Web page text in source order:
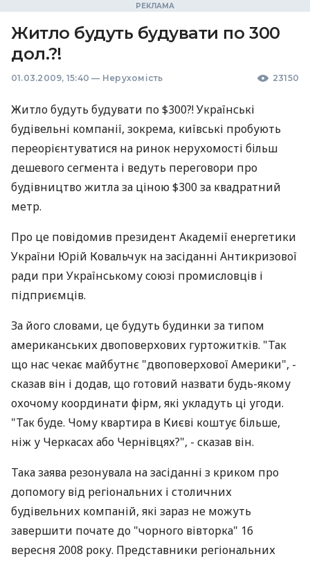
Житло будуть будувати по 300
дол.?!
01.03.2009, 15:40 — Нерухомість 23150
Житло будуть будувати по $300?! Українські
будівельні компанії, зокрема, київські пробують
переорієнтуватися на ринок нерухомості більш
дешевого сегмента і ведуть переговори про
будівництво житла за ціною $300 за квадратний
метр.
Про це повідомив президент Академії енергетики
України Юрій Ковальчук на засіданні Антикризової
ради при Українському союзі промисловців і
підприємців.
За його словами, це будуть будинки за типом
американських двоповерхових гуртожитків. "Так
що нас чекає майбутнє "двоповерхової Америки", -
сказав він і додав, що готовий назвати будь-якому
охочому координати фірм, які укладуть ці угоди.
"Так буде. Чому квартира в Києві коштує більше,
ніж у Черкасах або Чернівцях?", - сказав він.
Така заява резонувала на засіданні з криком про
допомогу від регіональних і столичних
будівельних компаній, які зараз не можуть
завершити почате до "чорного вівторка" 16
вересня 2008 року. Представники регіональних